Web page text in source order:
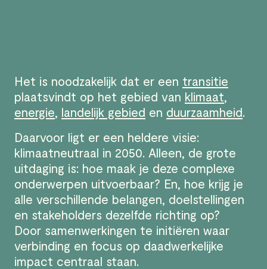
Het is noodzakelijk dat er een transitie
plaatsvindt op het gebied van klimaat,
energie, landelijk gebied en duurzaamheid.
Daarvoor ligt er een heldere visie:
klimaatneutraal in 2050. Alleen, de grote
uitdaging is: hoe maak je deze complexe
onderwerpen uitvoerbaar? En, hoe krijg je
alle verschillende belangen, doelstellingen
en stakeholders dezelfde richting op?
Door samenwerkingen te initiëren waar
verbinding en focus op daadwerkelijke
impact centraal staan.